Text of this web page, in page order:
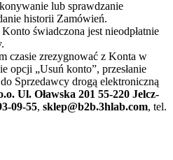
lub sprawdzanie
historii Zamówień.
świadczona jest nieodpłatnie
czasie zrezygnować z Konta w
opcji „Usuń konto”, przesłanie
Sprzedawcy drogą elektroniczną
Ul. Oławska 201 55-220 Jelcz-
09-55, sklep@b2b.3hlab.com, tel.